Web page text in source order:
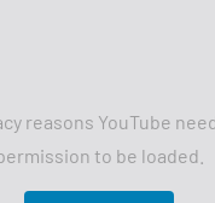
reasons YouTube
to be loaded.